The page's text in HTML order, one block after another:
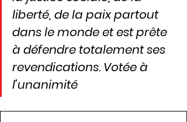
liberté, de la paix partout
dans le monde et est prête
à défendre totalement ses
revendications. Votée à
l’unanimité